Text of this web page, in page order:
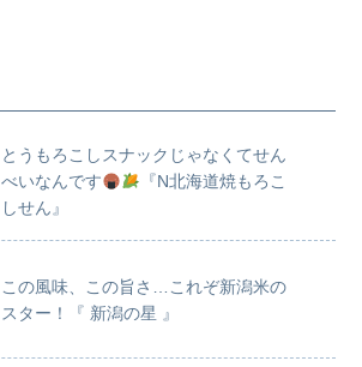
とうもろこしスナックじゃなくてせん
べいなんです
『N北海道焼もろこ
しせん』
この風味、この旨さ…これぞ新潟米の
スター！『 新潟の星 』